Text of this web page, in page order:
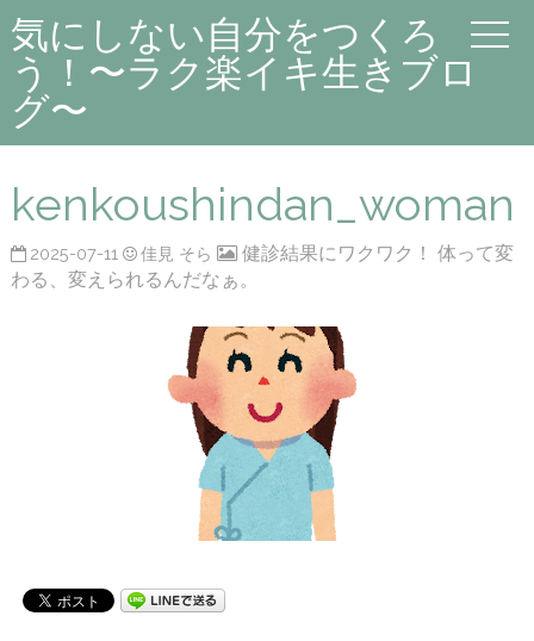
気にしない自分をつくろ
う！〜ラク楽イキ生きブロ
グ〜
kenkoushindan_woman
2025-07-11 佳見 そら
健診結果にワクワク！ 体って変
わる、変えられるんだなぁ。